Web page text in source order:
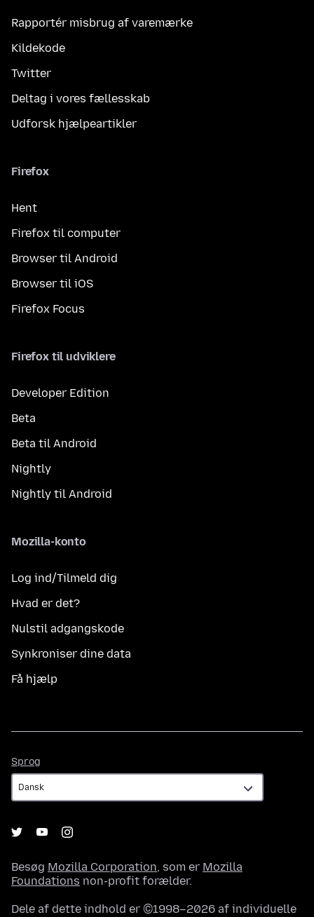
Rapportér misbrug af varemærke
Kildekode
Twitter
Deltag i vores fællesskab
Udforsk hjælpeartikler
Firefox
Hent
Firefox til computer
Browser til Android
Browser til iOS
Firefox Focus
Firefox til udviklere
Developer Edition
Beta
Beta til Android
Nightly
Nightly til Android
Mozilla-konto
Log ind/Tilmeld dig
Hvad er det?
Nulstil adgangskode
Synkroniser dine data
Få hjælp
Sprog
Besøg Mozilla Corporation, som er Mozilla
Foundations non-profit forælder.
Dele af dette indhold er ©1998–2026 af individuelle